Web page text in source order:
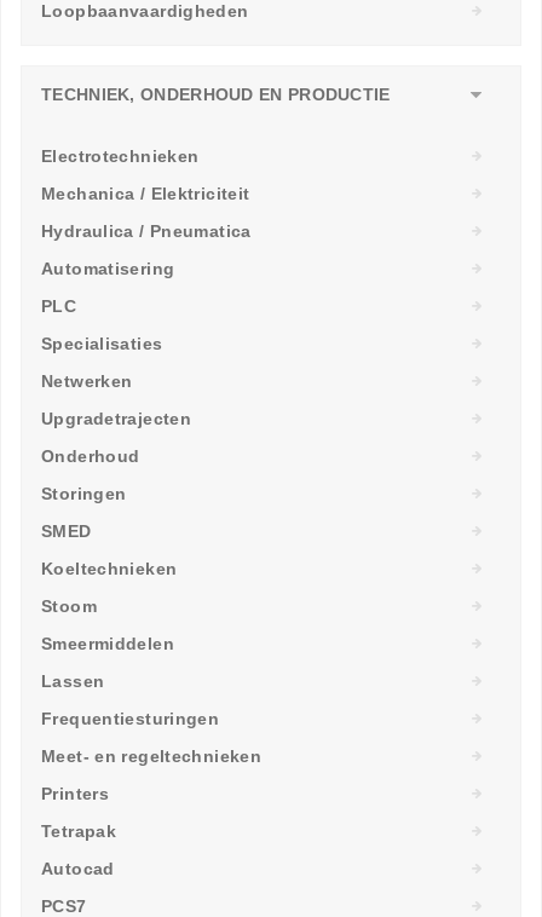
Loopbaanvaardigheden
TECHNIEK, ONDERHOUD EN PRODUCTIE
Electrotechnieken
Mechanica / Elektriciteit
Hydraulica / Pneumatica
Automatisering
PLC
Specialisaties
Netwerken
Upgradetrajecten
Onderhoud
Storingen
SMED
Koeltechnieken
Stoom
Smeermiddelen
Lassen
Frequentiesturingen
Meet- en regeltechnieken
Printers
Tetrapak
Autocad
PCS7